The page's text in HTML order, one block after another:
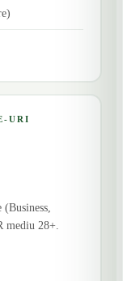
URI
mediu 28+.